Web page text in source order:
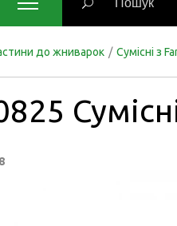
до жниварок / Сумісні з